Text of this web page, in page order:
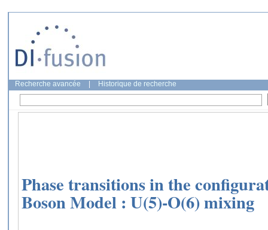
Recherche avancée Historique de recherche
Phase transitions in the
Boson Model : U(5)-O(6) mixing